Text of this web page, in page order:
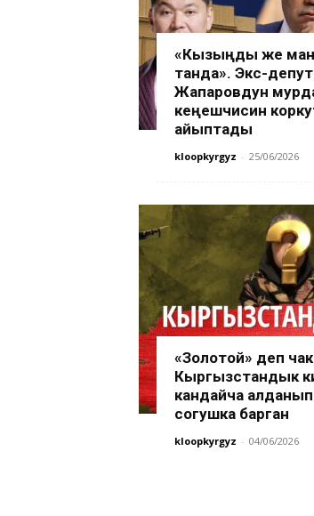
«Кызыңды же
танда». Экс-
Жапаровдун
кеңешчисин
айыптады
kloopkyrgyz - 25/06/2026
«Золотой» деп
Кыргызстандык
кандайча алданып
согушка барган
kloopkyrgyz - 04/06/2026